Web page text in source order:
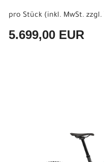
pro Stück (inkl. MwSt. zzgl.
5.699,00 EUR